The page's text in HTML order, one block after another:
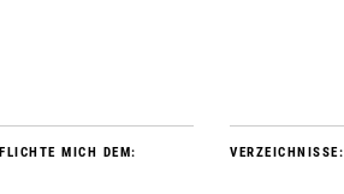
MICH DEM: VERZEICHNISSE: